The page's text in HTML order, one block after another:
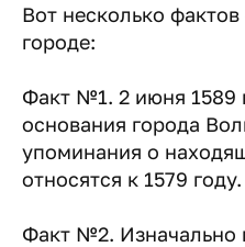
Вот несколько
городе:
Факт №1. 2 июня 1589
основания города
упоминания о
относятся к 1579 году.
Факт №2. Изначально